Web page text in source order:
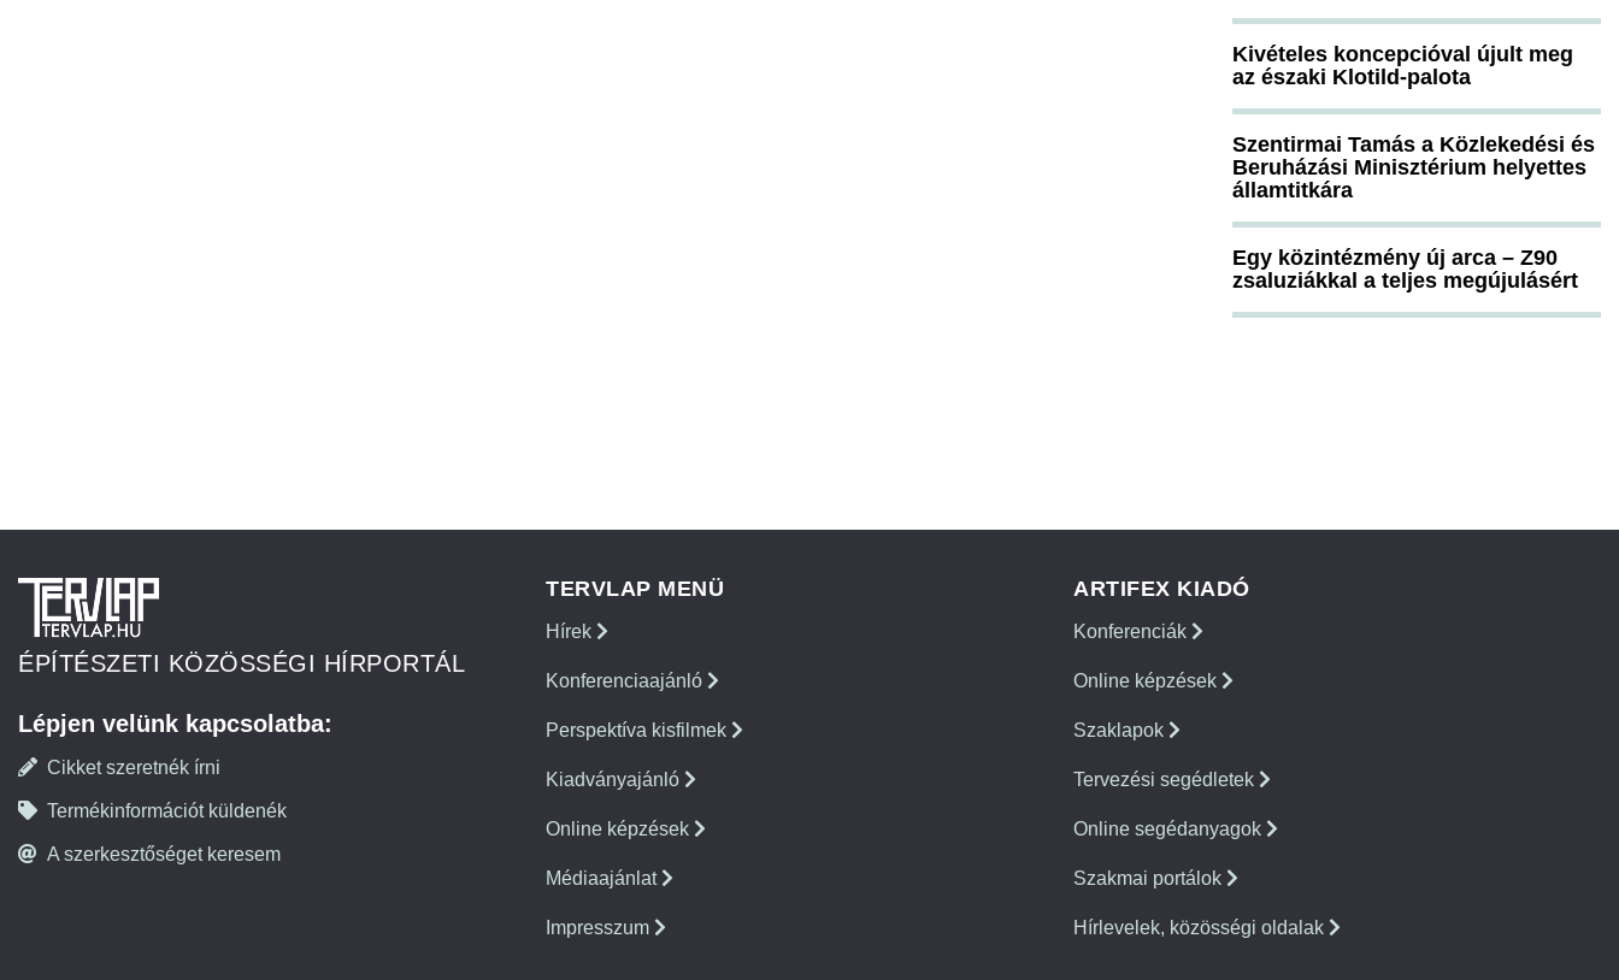
Kivételes koncepcióval újult meg
az északi Klotild-palota
Szentirmai Tamás a Közlekedési és
Beruházási Minisztérium helyettes
államtitkára
Egy közintézmény új arca – Z90
zsaluziákkal a teljes megújulásért
ÉPÍTÉSZETI KÖZÖSSÉGI HÍRPORTÁL
Lépjen velünk kapcsolatba:
Cikket szeretnék írni
Termékinformációt küldenék
A szerkesztőséget keresem
TERVLAP MENÜ
Hírek
Konferenciaajánló
Perspektíva kisfilmek
Kiadványajánló
Online képzések
Médiaajánlat
Impresszum
ARTIFEX KIADÓ
Konferenciák
Online képzések
Szaklapok
Tervezési segédletek
Online segédanyagok
Szakmai portálok
Hírlevelek, közösségi oldalak